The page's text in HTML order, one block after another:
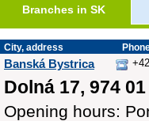
Branches in SK
City, address
Banská Bystrica
Dolná 17, 974 01
Opening hours: